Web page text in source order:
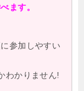
ます。
参加しやすい
わかりません!